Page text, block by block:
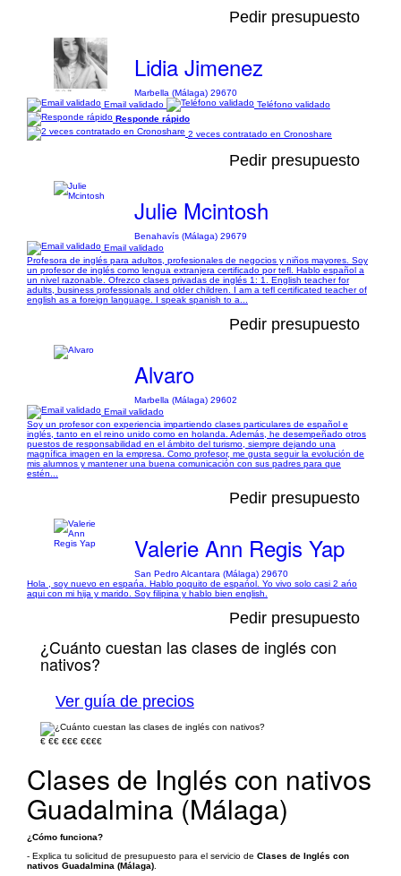
Pedir presupuesto
Lidia Jimenez
Marbella (Málaga) 29670
Email validado
Teléfono validado
Responde rápido
2 veces contratado en Cronoshare
Pedir presupuesto
Julie Mcintosh
Benahavís (Málaga) 29679
Email validado
Profesora de inglés para adultos, profesionales de negocios y niños mayores. Soy
un profesor de inglés como lengua extranjera certificado por tefl. Hablo español a
un nivel razonable. Ofrezco clases privadas de inglés 1: 1. English teacher for
adults, business professionals and older children. I am a tefl certificated teacher of
english as a foreign language. I speak spanish to a...
Pedir presupuesto
Alvaro
Marbella (Málaga) 29602
Email validado
Soy un profesor con experiencia impartiendo clases particulares de español e
inglés, tanto en el reino unido como en holanda. Además, he desempeñado otros
puestos de responsabilidad en el ámbito del turismo, siempre dejando una
magnífica imagen en la empresa. Como profesor, me gusta seguir la evolución de
mis alumnos y mantener una buena comunicación con sus padres para que
estén...
Pedir presupuesto
Valerie Ann Regis Yap
San Pedro Alcantara (Málaga) 29670
Hola , soy nuevo en espańa. Hablo poquito de espańol. Yo vivo solo casi 2 ańo
aqui con mi hija y marido. Soy filipina y hablo bien english.
Pedir presupuesto
¿Cuánto cuestan las clases de inglés con
nativos?
Ver guía de precios
€ €€ €€€ €€€€
Clases de Inglés con nativos
Guadalmina (Málaga)
¿Cómo funciona?
- Explica tu solicitud de presupuesto para el servicio de Clases de Inglés con
nativos Guadalmina (Málaga)